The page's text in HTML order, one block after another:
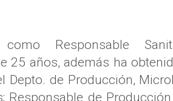
Responsable
25 años, además ha
Depto. de Producción,
Responsable de